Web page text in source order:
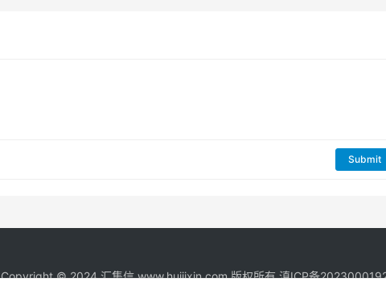
Submit
Copyright © 2024汇集信www.huijixin.com 版权所有滇ICP备